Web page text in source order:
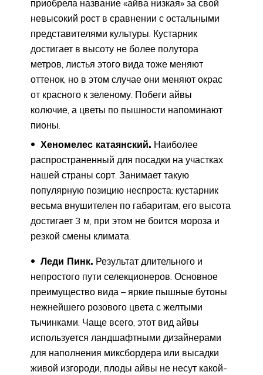
приобрела название «айва низкая» за свой
невысокий рост в сравнении с остальными
представителями культуры. Кустарник
достигает в высоту не более полутора
метров, листья этого вида тоже меняют
оттенок, но в этом случае они меняют окрас
от красного к зеленому. Побеги айвы
колючие, а цветы по пышности напоминают
пионы.
Хеномелес катаянский. Наиболее
распространенный для посадки на участках
нашей страны сорт. Занимает такую
популярную позицию неспроста: кустарник
весьма внушителен по габаритам, его высота
достигает 3 м, при этом не боится мороза и
резкой смены климата.
Леди Пинк. Результат длительного и
непростого пути селекционеров. Основное
преимущество вида – яркие пышные бутоны
нежнейшего розового цвета с желтыми
тычинками. Чаще всего, этот вид айвы
используется ландшафтными дизайнерами
для наполнения миксбордера или высадки
живой изгороди, плоды айвы не несут какой-